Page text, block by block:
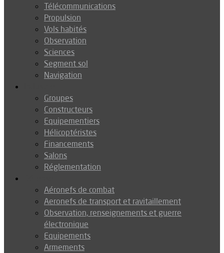
Télécommunications
Propulsion
Vols habités
Observation
Sciences
Segment sol
Navigation
Groupes
Constructeurs
Equipementiers
Hélicoptéristes
Financements
Salons
Réglementation
Aéronefs de combat
Aeronefs de transport et ravitaillement
Observation, renseignements et guerre
électronique
Equipements
Armements